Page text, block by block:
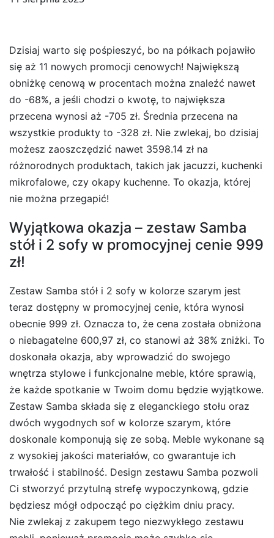
Dzisiaj warto się pośpieszyć, bo na półkach pojawiło
się aż 11 nowych promocji cenowych! Największą
obniżkę cenową w procentach można znaleźć nawet
do -68%, a jeśli chodzi o kwotę, to największa
przecena wynosi aż -705 zł. Średnia przecena na
wszystkie produkty to -328 zł. Nie zwlekaj, bo dzisiaj
możesz zaoszczędzić nawet 3598.14 zł na
różnorodnych produktach, takich jak jacuzzi, kuchenki
mikrofalowe, czy okapy kuchenne. To okazja, której
nie można przegapić!
Wyjątkowa okazja – zestaw Samba
stół i 2 sofy w promocyjnej cenie 999
zł!
Zestaw Samba stół i 2 sofy w kolorze szarym jest
teraz dostępny w promocyjnej cenie, która wynosi
obecnie 999 zł. Oznacza to, że cena została obniżona
o niebagatelne 600,97 zł, co stanowi aż 38% zniżki. To
doskonała okazja, aby wprowadzić do swojego
wnętrza stylowe i funkcjonalne meble, które sprawią,
że każde spotkanie w Twoim domu będzie wyjątkowe.
Zestaw Samba składa się z eleganckiego stołu oraz
dwóch wygodnych sof w kolorze szarym, które
doskonale komponują się ze sobą. Meble wykonane są
z wysokiej jakości materiałów, co gwarantuje ich
trwałość i stabilność. Design zestawu Samba pozwoli
Ci stworzyć przytulną strefę wypoczynkową, gdzie
będziesz mógł odpocząć po ciężkim dniu pracy.
Nie zwlekaj z zakupem tego niezwykłego zestawu